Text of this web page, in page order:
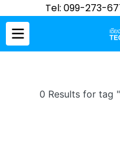
Tel: 099-273-
0 Results for tag